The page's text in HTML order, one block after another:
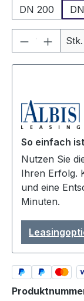
DN 200
ProduktStk.
So einfach
Nutzen Sie
Ihren Erfolg.
und eine
Minuten.